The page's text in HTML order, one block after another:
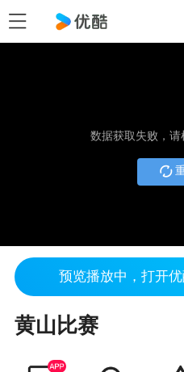
数据获取失败，
预览播放中，打开
黄山比赛